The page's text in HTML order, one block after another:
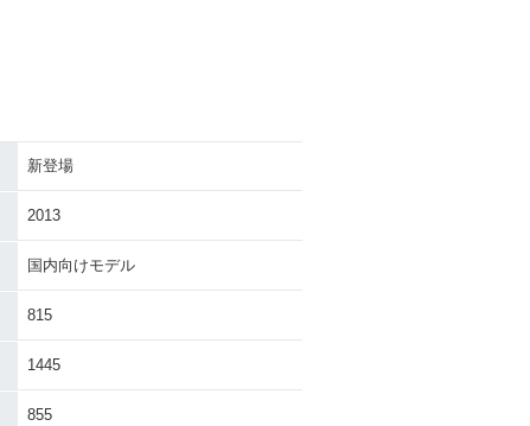
新登場
2013
国内向けモデル
815
1445
855